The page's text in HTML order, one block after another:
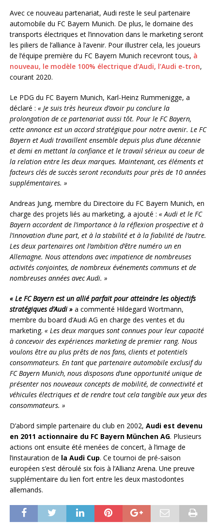
Avec ce nouveau partenariat, Audi reste le seul partenaire
automobile du FC Bayern Munich. De plus, le domaine des
transports électriques et l’innovation dans le marketing seront
les piliers de l’alliance à l’avenir. Pour illustrer cela, les joueurs
de l’équipe première du FC Bayern Munich recevront tous, à
nouveau, le modèle 100% électrique d’Audi, l’Audi e-tron,
courant 2020.
Le PDG du FC Bayern Munich, Karl-Heinz Rummenigge, a
déclaré : « Je suis très heureux d’avoir pu conclure la
prolongation de ce partenariat aussi tôt. Pour le FC Bayern,
cette annonce est un accord stratégique pour notre avenir. Le FC
Bayern et Audi travaillent ensemble depuis plus d’une décennie
et demi en mettant la confiance et le travail sérieux au coeur de
la relation entre les deux marques. Maintenant, ces éléments et
facteurs clés de succès seront reconduits pour près de 10 années
supplémentaires. »
Andreas Jung, membre du Directoire du FC Bayern Munich, en
charge des projets liés au marketing, a ajouté : « Audi et le FC
Bayern accordent de l’importance à la réflexion prospective et à
l’innovation d’une part, et à la stabilité et à la fiabilité de l’autre.
Les deux partenaires ont l’ambition d’être numéro un en
Allemagne. Nous attendons avec impatience de nombreuses
activités conjointes, de nombreux événements communs et de
nombreuses années avec Audi. »
« Le FC Bayern est un allié parfait pour atteindre les objectifs
stratégiques d’Audi » a commenté Hildegard Wortmann,
membre du board d’Audi AG en charge des ventes et du
marketing. « Les deux marques sont connues pour leur capacité
à concevoir des expériences marketing de premier rang. Nous
voulons être au plus prêts de nos fans, clients et potentiels
consommateurs. En tant que partenaire automobile exclusif du
FC Bayern Munich, nous disposons d’une opportunité unique de
présenter nos nouveaux concepts de mobilité, de connectivité et
véhicules électriques et de rendre tout cela tangible aux yeux des
consommateurs. »
D’abord simple partenaire du club en 2002, Audi est devenu
en 2011 actionnaire du FC Bayern München AG. Plusieurs
actions ont ensuite été menées de concert, à l’image de
l’instauration de la Audi Cup. Ce tournoi de pré-saison
européen s’est déroulé six fois à l’Allianz Arena. Une preuve
supplémentaire du lien fort entre les deux mastodontes
allemands.